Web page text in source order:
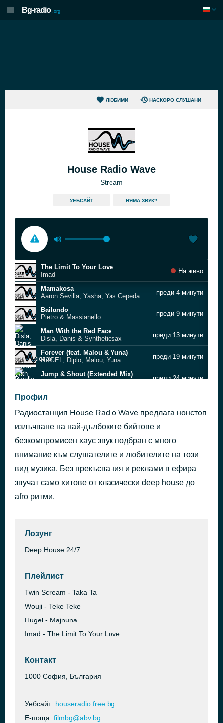
Bg-radio .org
ЛЮБИМИ НАСКОРО СЛУШАНИ
House Radio Wave
Stream
УЕБСАЙТ НЯМА ЗВУК?
The Limit To Your Love
Imad
На живо
Mamakosa
Aaron Sevilla, Yasha, Yas Cepeda
преди 4 минути
Bailando
Pietro & Massianello
преди 9 минути
Man With the Red Face
Disla, Danis & Syntheticsax
преди 13 минути
Forever (feat. Malou & Yuna)
HUGEL, Diplo, Malou, Yuna
преди 19 минути
Jump & Shout (Extended Mix)
преди 24 минути
Party Started (feat. French Caviar)
Catch Me
JosephNappi
BODY
Levi, Future Cartel, Mvrin
преди 38 минути
Make Me (Franky Rizardo Remix)
Borai & Denham Audio
Профил
Радиостанция House Radio Wave предлага нонстоп
излъчване на най-дълбоките бийтове и
безкомпромисен хаус звук подбран с много
внимание към слушателите и любителите на този
вид музика. Без прекъсвания и реклами в ефира
звучат само хитове от класически deep house до
afro ритми.
Лозунг
Deep House 24/7
Плейлист
Twin Scream - Taka Ta
Wouji - Teke Teke
Hugel - Majnuna
Imad - The Limit To Your Love
Контакт
1000 София, България
Уебсайт: houseradio.free.bg
Е-поща: filmbg@abv.bg